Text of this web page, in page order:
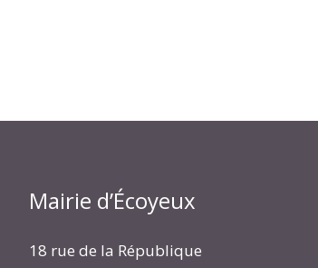
Mairie d’Écoyeux
18 rue de la République